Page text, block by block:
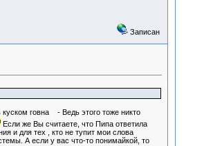
Записан
говна - Ведь этого тоже никто
Если же Вы считаете, что Пипа ответила
и для тех , кто не тупит мои слова
А если у вас что-то понимайкой, то